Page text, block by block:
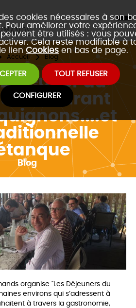
cookies nécessaires à son
Pour améliorer votre
être utilisés : vous
Cela reste modifiable à
lien Cookies en bas de page.
TOUT REFUSER
CONFIGURER
Accueil Blog
du
restaurant
Blog
organise "Les Déjeuners du
environs qui s’adressent à
à travers la gastronomie,